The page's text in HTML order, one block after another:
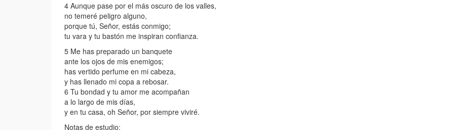
4 Aunque pase por el más oscuro de los valles,
no temeré peligro alguno,
porque tú, Señor, estás conmigo;
tu vara y tu bastón me inspiran confianza.
5 Me has preparado un banquete
ante los ojos de mis enemigos;
has vertido perfume en mi cabeza,
y has llenado mi copa a rebosar.
6 Tu bondad y tu amor me acompañan
a lo largo de mis días,
y en tu casa, oh Señor, por siempre viviré.
Notas de estudio: